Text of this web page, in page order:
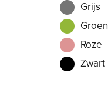
Grijs
Groen
Roze
Zwart